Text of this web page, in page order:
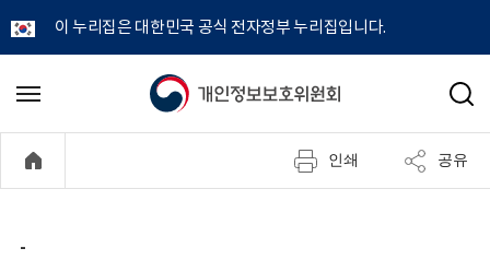
이 누리집은 대한민국 공식 전자정부 누리집입니다.
개
정
메
기
검
인쇄 공유
-